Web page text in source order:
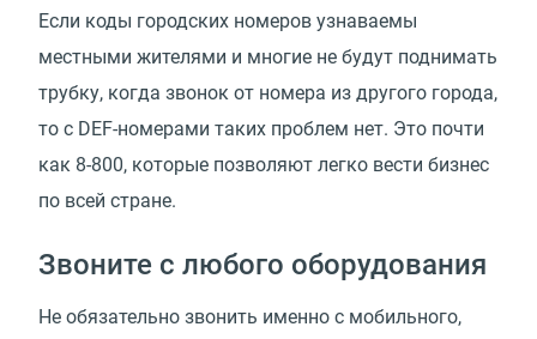
Если коды городских номеров узнаваемы
местными жителями и многие не будут поднимать
трубку, когда звонок от номера из другого города,
то с DEF-номерами таких проблем нет. Это почти
как 8-800, которые позволяют легко вести бизнес
по всей стране.
Звоните с любого оборудования
Не обязательно звонить именно с мобильного,